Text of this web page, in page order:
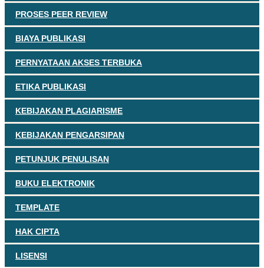
PROSES PEER REVIEW
BIAYA PUBLIKASI
PERNYATAAN AKSES TERBUKA
ETIKA PUBLIKASI
KEBIJAKAN PLAGIARISME
KEBIJAKAN PENGARSIPAN
PETUNJUK PENULISAN
BUKU ELEKTRONIK
TEMPLATE
HAK CIPTA
LISENSI